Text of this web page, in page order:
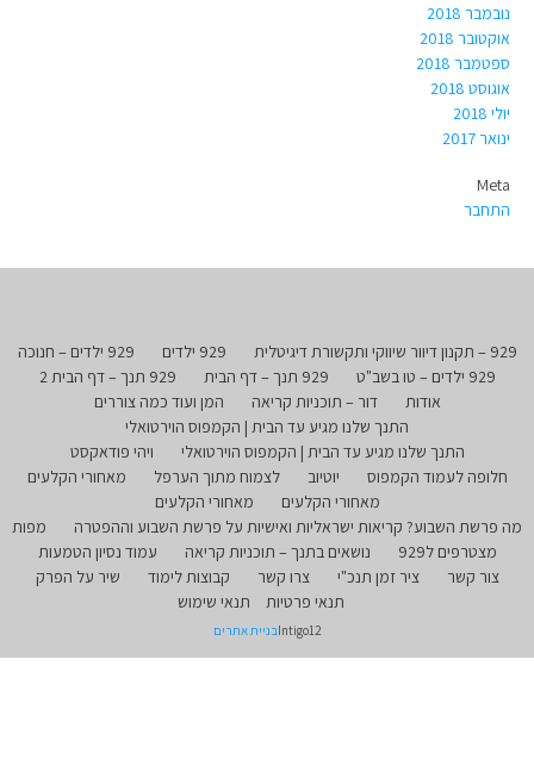
נובמבר 2018
אוקטובר 2018
ספטמבר 2018
אוגוסט 2018
יולי 2018
ינואר 2017
Meta
התחבר
929 – תקנון דיוור שיווקי ותקשורת דיגיטלית 929 ילדים
929 ילדים – חנוכה
929 ילדים – טו בשב"ט
929 תנך – דף הבית
929 תנך – דף הבית 2
אודות
דור – תוכניות קריאה
המן ועוד כמה צוררים
התנך שלנו מגיע עד הבית | הקמפוס הוירטואלי
התנך שלנו מגיע עד הבית | הקמפוס הוירטואלי
ויהי פודאקסט
חלופה לעמוד הקמפוס
יוטיוב לצמוח מתוך הערפל
מאחורי הקלעים
מאחורי הקלעים
מאחורי הקלעים
מה פרשת השבוע? קריאות ישראליות ואישיות על פרשת השבוע וההפטרה
מפות
מצטרפים ל929
נושאים בתנך – תוכניות קריאה
עמוד נסיון הטמעות
צור קשר
ציר זמן תנכ"י צרו קשר קבוצות לימוד
שיר על הפרק
תנאי פרטיות
תנאי שימוש
Intigo12בניית אתרים